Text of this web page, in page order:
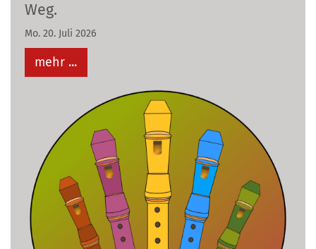
Weg.
Mo. 20. Juli 2026
mehr ...